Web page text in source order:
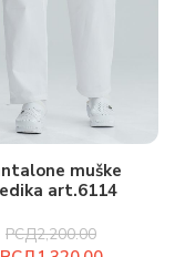
muške
art.6114
РСД2,200.00